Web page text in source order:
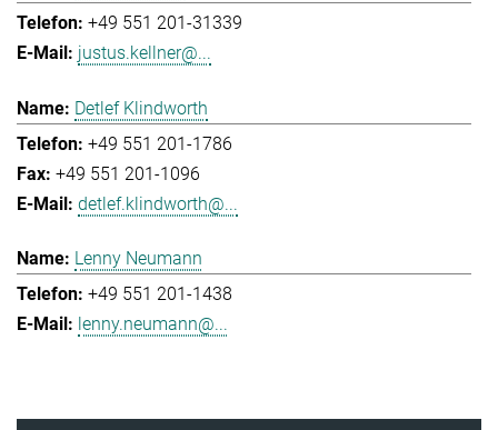
+49 551 201-31339
justus.kellner@...
Detlef Klindworth
+49 551 201-1786
+49 551 201-1096
detlef.klindworth@...
Lenny Neumann
+49 551 201-1438
lenny.neumann@...